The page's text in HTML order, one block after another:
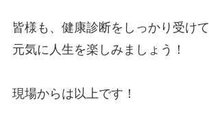
皆様も、健康診断をしっかり受けて
元気に人生を楽しみましょう！
現場からは以上です！